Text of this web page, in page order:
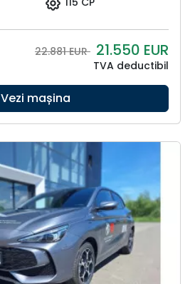
22.881 EUR 21.550 EUR
TVA deductibil
Vezi mașina